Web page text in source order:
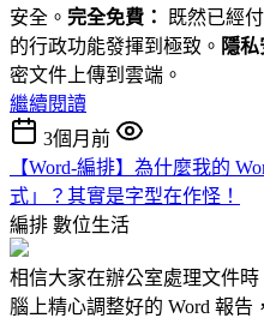
安全。 完全免費：
既然已經
的行政功能發揮到極致。 隱私
密文件上傳到雲端。
繼續閱讀
3個月前
【Word-編排】為什麼我的
式」？其實是字型在作怪！
編排 數位生活
相信大家在辦公室處理文件
腦上精心調整好的 Word 報